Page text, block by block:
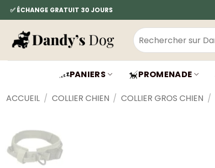
Passer
au
contenu
✅ ÉCHANGE GRATUIT 30 JOURS
Recherche
pour :
PANIERS PROMENADE
ACCUEIL / COLLIER CHIEN / COLLIER GROS CHIEN /